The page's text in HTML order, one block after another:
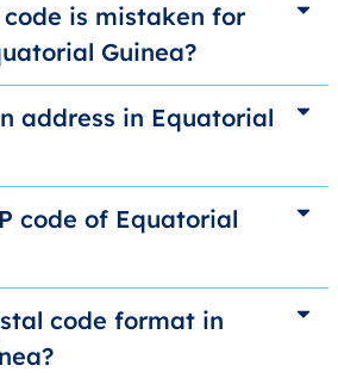
is mistaken for
Guinea?
address in Equatorial
code of Equatorial
code format in